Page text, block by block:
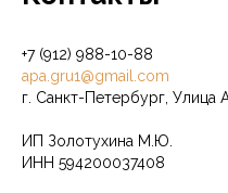
+7 (912) 988-10-88
apa.gru1@gmail.com
г. Санкт-Петербург, Улица
ИП Золотухина М.Ю.
ИНН 594200037408